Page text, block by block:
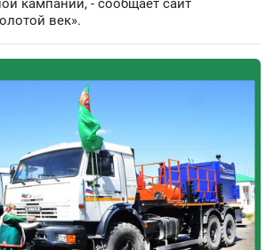
кампании, - сообщает сайт
век».